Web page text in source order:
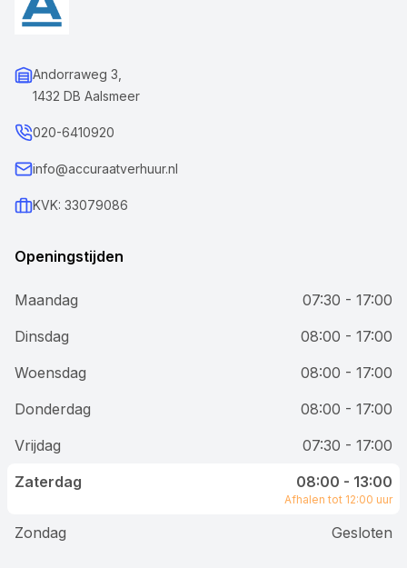
Andorraweg 3,
1432 DB Aalsmeer
020-6410920
info@accuraatverhuur.nl
KVK: 33079086
Openingstijden
Maandag
07:30 - 17:00
Dinsdag
08:00 - 17:00
Woensdag
08:00 - 17:00
Donderdag
08:00 - 17:00
Vrijdag
07:30 - 17:00
Zaterdag
08:00 - 13:00
Afhalen tot 12:00 uur
Zondag Gesloten